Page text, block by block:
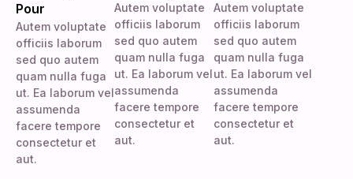
Pour
Autem voluptate
officiis laborum
sed quo autem
quam nulla fuga
ut. Ea laborum vel
assumenda
facere tempore
consectetur et
aut.
Autem voluptate
officiis laborum
sed quo autem
quam nulla fuga
ut. Ea laborum vel
assumenda
facere tempore
consectetur et
aut.
Autem voluptate
officiis laborum
sed quo autem
quam nulla fuga
ut. Ea laborum vel
assumenda
facere tempore
consectetur et
aut.